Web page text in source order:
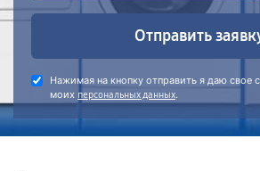
Отправить
Нажимая на кнопку отправить я даю свое
моих персональных данных.